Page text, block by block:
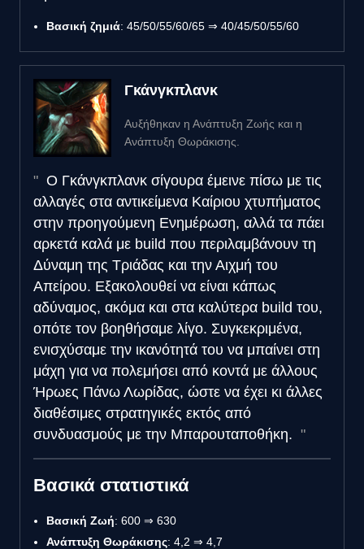
Βασική ζημιά: 45/50/55/60/65 ⇒ 40/45/50/55/60
Γκάνγκπλανκ
Αυξήθηκαν η Ανάπτυξη Ζωής και η
Ανάπτυξη Θωράκισης.
Ο Γκάνγκπλανκ σίγουρα έμεινε πίσω με τις
αλλαγές στα αντικείμενα Καίριου χτυπήματος
στην προηγούμενη Ενημέρωση, αλλά τα πάει
αρκετά καλά με build που περιλαμβάνουν τη
Δύναμη της Τριάδας και την Αιχμή του
Απείρου. Εξακολουθεί να είναι κάπως
αδύναμος, ακόμα και στα καλύτερα build του,
οπότε τον βοηθήσαμε λίγο. Συγκεκριμένα,
ενισχύσαμε την ικανότητά του να μπαίνει στη
μάχη για να πολεμήσει από κοντά με άλλους
Ήρωες Πάνω Λωρίδας, ώστε να έχει κι άλλες
διαθέσιμες στρατηγικές εκτός από
συνδυασμούς με την Μπαρουταποθήκη.
Βασικά στατιστικά
Βασική Ζωή: 600 ⇒ 630
Ανάπτυξη Θωράκισης: 4,2 ⇒ 4,7